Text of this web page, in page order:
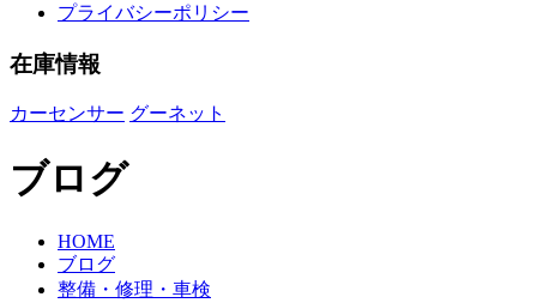
プライバシーポリシー
在庫情報
カーセンサー グーネット
ブログ
HOME
ブログ
整備・修理・車検